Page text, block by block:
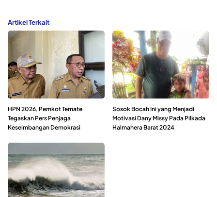
Artikel Terkait
HPN 2026, Pemkot Ternate
Tegaskan Pers Penjaga
Keseimbangan Demokrasi
Sosok Bocah Ini yang Menjadi
Motivasi Dany Missy Pada Pilkada
Halmahera Barat 2024